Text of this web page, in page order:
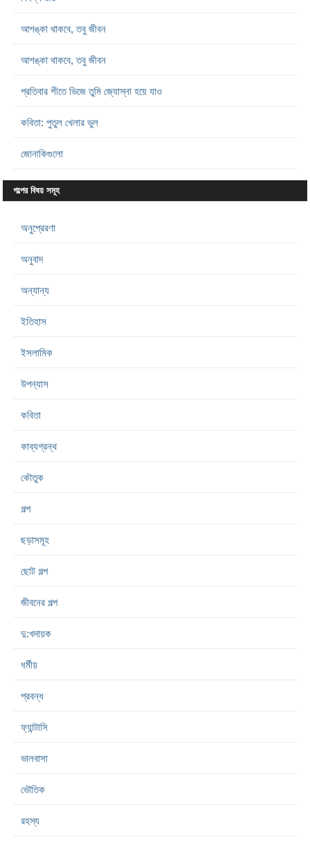
আশঙ্কা থাকবে, তবু জীবন
আশঙ্কা থাকবে, তবু জীবন
প্রতিবার শীতে ভিজে তুমি জ্যোস্না হয়ে যাও
কবিতা: পুতুল খেলার ভুল
জোনাকিগুলো
গল্পের বিষয় সমূহ
অনুপ্রেরণা
অনুবাদ
অন্যান্য
ইতিহাস
ইসলামিক
উপন্যাস
কবিতা
কাব্যগ্রন্থ
কৌতুক
গল্প
ছড়াসমূহ
ছোট গল্প
জীবনের গল্প
দু:খদায়ক
ধর্মীয়
প্রবন্ধ
ফ্যান্টাসি
ভালবাসা
ভৌতিক
রহস্য